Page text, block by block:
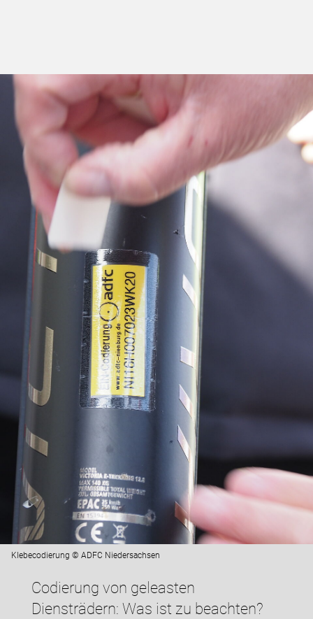
Klebecodierung © ADFC Niedersachsen
Codierung von geleasten
Diensträdern: Was ist zu beachten?